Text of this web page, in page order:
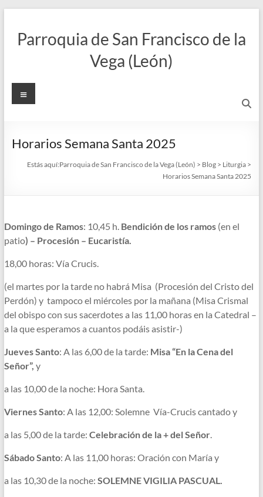
contenido
Parroquia de San Francisco de la
Vega (León)
Menú
Horarios Semana Santa 2025
Estás aquí:Parroquia de San Francisco de la Vega (León) > Blog > Liturgia >
Horarios Semana Santa 2025
Domingo de Ramos: 10,45 h. Bendición de los ramos (en el
patio) – Procesión – Eucaristía.
18,00 horas: Vía Crucis.
(el martes por la tarde no habrá Misa (Procesión del Cristo del
Perdón) y tampoco el miércoles por la mañana (Misa Crismal
del obispo con sus sacerdotes a las 11,00 horas en la Catedral –
a la que esperamos a cuantos podáis asistir-)
Jueves Santo: A las 6,00 de la tarde: Misa “En la Cena del
Señor”, y
a las 10,00 de la noche: Hora Santa.
Viernes Santo: A las 12,00: Solemne Vía-Crucis cantado y
a las 5,00 de la tarde: Celebración de la + del Señor.
Sábado Santo: A las 11,00 horas: Oración con María y
a las 10,30 de la noche: SOLEMNE VIGILIA PASCUAL.